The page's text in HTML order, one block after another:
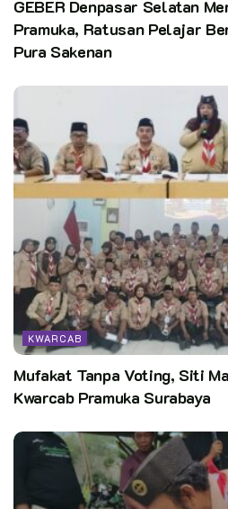
GEBER Denpasar Selatan
Pramuka, Ratusan Pelajar
Pura Sakenan
KWARCAB
Mufakat Tanpa Voting, Siti
Kwarcab Pramuka Surabaya